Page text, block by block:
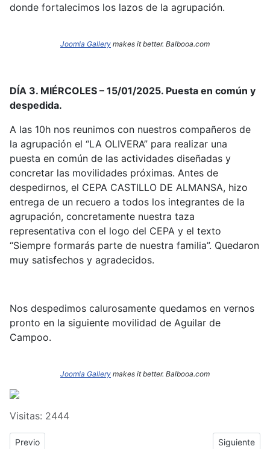
donde fortalecimos los lazos de la agrupación.
Joomla Gallery makes it better. Balbooa.com
DÍA 3. MIÉRCOLES – 15/01/2025. Puesta en común y
despedida.
A las 10h nos reunimos con nuestros compañeros de
la agrupación el “LA OLIVERA” para realizar una
puesta en común de las actividades diseñadas y
concretar las movilidades próximas. Antes de
despedirnos, el CEPA CASTILLO DE ALMANSA, hizo
entrega de un recuero a todos los integrantes de la
agrupación, concretamente nuestra taza
representativa con el logo del CEPA y el texto
“Siempre formarás parte de nuestra familia”. Quedaron
muy satisfechos y agradecidos.
Nos despedimos calurosamente quedamos en vernos
pronto en la siguiente movilidad de Aguilar de
Campoo.
Joomla Gallery makes it better. Balbooa.com
Visitas: 2444
Previous article: Lanzamos el concurso de logotipos para la
Previo Next article:
Siguiente